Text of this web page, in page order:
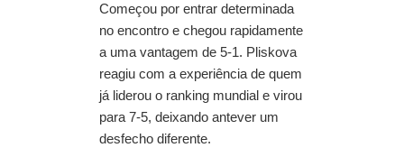
Começou por entrar determinada
no encontro e chegou rapidamente
a uma vantagem de 5-1. Pliskova
reagiu com a experiência de quem
já liderou o ranking mundial e virou
para 7-5, deixando antever um
desfecho diferente.